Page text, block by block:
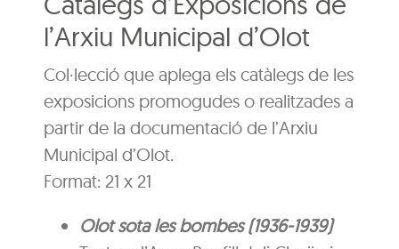
l’Arxiu Municipal d’Olot
Col·lecció que aplega els catàlegs de les
exposicions promogudes o realitzades a
partir de la documentació de l’Arxiu
Municipal d’Olot.
Format: 21 x 21
Olot sota les bombes (1936-1939)